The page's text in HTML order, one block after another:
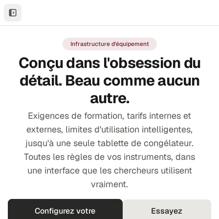
Infrastructure d'équipement
Conçu dans l'obsession du
détail. Beau comme aucun
autre.
Exigences de formation, tarifs internes et
externes, limites d'utilisation intelligentes,
jusqu'à une seule tablette de congélateur.
Toutes les règles de vos instruments, dans
une interface que les chercheurs utilisent
vraiment.
Configurez votre
Essayez